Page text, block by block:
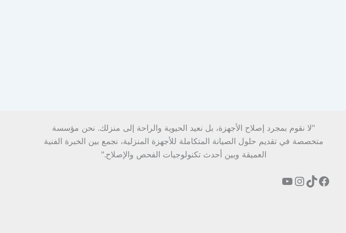
"لا نقوم بمجرد إصلاح الأجهزة، بل نعيد الحيوية والراحة إلى منزلك. نحن مؤسسة
متخصصة في تقديم حلول الصيانة المتكاملة للأجهزة المنزلية، نجمع بين الخبرة الفنية
العميقة وبين أحدث تكنولوجيات الفحص والإصلاح."